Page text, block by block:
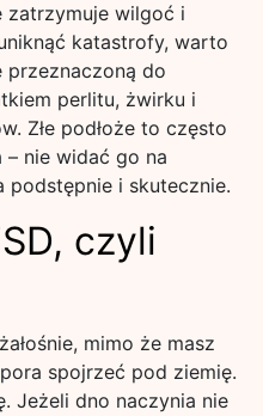
zatrzymuje wilgoć i
katastrofy, warto
przeznaczoną do
perlitu, żwirku i
Złe podłoże to często
nie widać go na
podstępnie i skutecznie.
czyli
mimo że masz
spojrzeć pod ziemię.
Jeżeli dno naczynia nie